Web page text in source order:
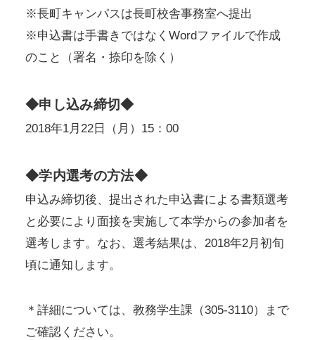
※長町キャンパスは長町校舎事務室へ提出
※申込書は手書きではなくWordファイルで作成
のこと（署名・捺印を除く）
◆申し込み締切◆
2018年1月22日（月）15：00
◆学内選考の方法◆
申込み締切後、提出された申込書による書類選考
と必要により面接を実施して本学からの参加者を
選考します。なお、選考結果は、2018年2月初旬
頃に通知します。
＊詳細については、教務学生課（305-3110）まで
ご確認ください。